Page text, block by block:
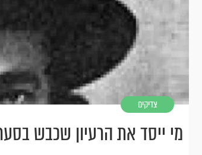
צדיקים
מי ייסד את הרעיון שכבש